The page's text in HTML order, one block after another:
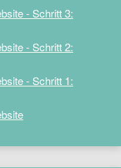
- Schritt 3:
- Schritt 2:
- Schritt 1: